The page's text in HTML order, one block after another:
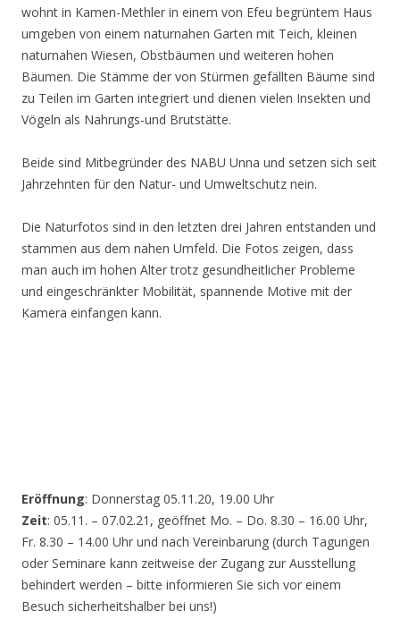
wohnt in Kamen-Methler in einem von Efeu begrüntem Haus
umgeben von einem naturnahen Garten mit Teich, kleinen
naturnahen Wiesen, Obstbäumen und weiteren hohen
Bäumen. Die Stämme der von Stürmen gefällten Bäume sind
zu Teilen im Garten integriert und dienen vielen Insekten und
Vögeln als Nahrungs-und Brutstätte.
Beide sind Mitbegründer des NABU Unna und setzen sich seit
Jahrzehnten für den Natur- und Umweltschutz nein.
Die Naturfotos sind in den letzten drei Jahren entstanden und
stammen aus dem nahen Umfeld. Die Fotos zeigen, dass
man auch im hohen Alter trotz gesundheitlicher Probleme
und eingeschränkter Mobilität, spannende Motive mit der
Kamera einfangen kann.
Eröffnung: Donnerstag 05.11.20, 19.00 Uhr
Zeit: 05.11. – 07.02.21, geöffnet Mo. – Do. 8.30 – 16.00 Uhr,
Fr. 8.30 – 14.00 Uhr und nach Vereinbarung (durch Tagungen
oder Seminare kann zeitweise der Zugang zur Ausstellung
behindert werden – bitte informieren Sie sich vor einem
Besuch sicherheitshalber bei uns!)